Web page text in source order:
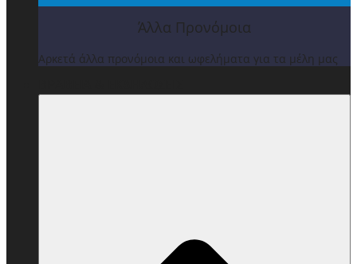
Άλλα Προνόμοια
Αρκετά άλλα προνόμοια και ωφελήματα για τα μέλη μας